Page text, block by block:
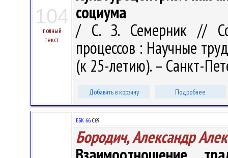
104
полный
текст
социума
/ С. З. Семерник //
процессов : Научные
(к 25-летию). – Санкт-
Добавить в корзину Подробнее
ББК 66.С69
Бородич, Александр